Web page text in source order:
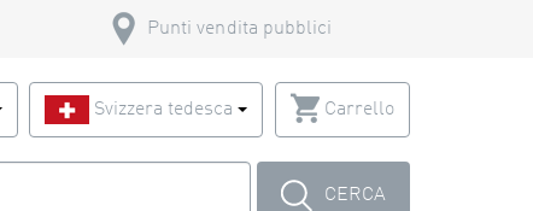
Punti vendita pubblici
Svizzera tedesca Carrello
CERCA